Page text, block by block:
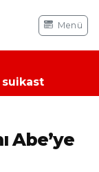
Menü
suikast
Abe’ye